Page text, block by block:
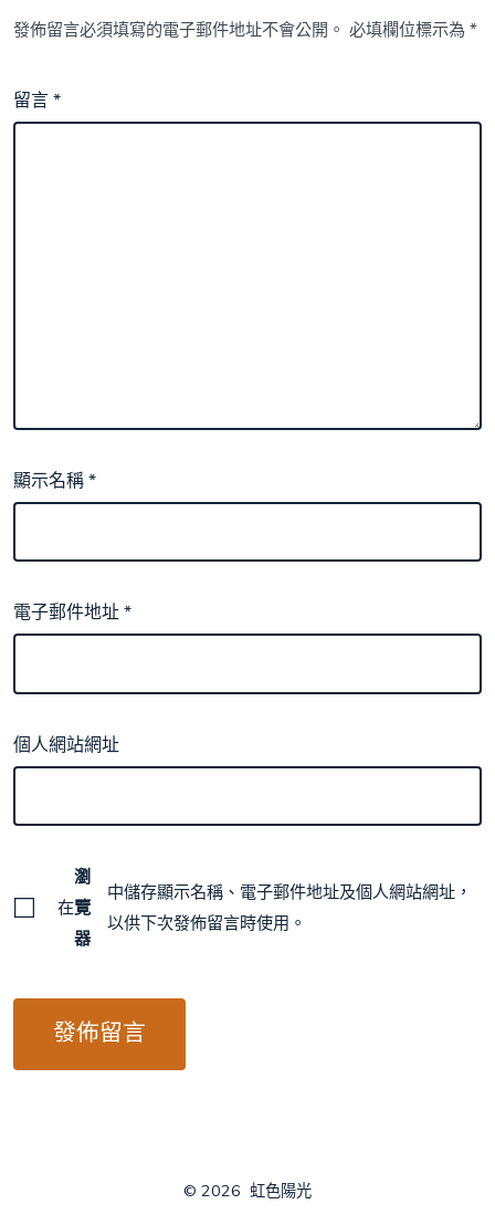
發佈留言必須填寫的電子郵件地址不會公開。 必填欄位標示為*
留言*
顯示名稱*
電子郵件地址*
個人網站網址
在
瀏
覽
器
中儲存顯示名稱、電子郵件地址及個人網站網址，
以供下次發佈留言時使用。
© 2026 虹色陽光